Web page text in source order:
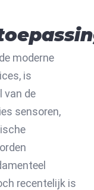
moderne
is
van de
sensoren,
recentelijk is